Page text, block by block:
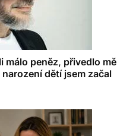
málo peněz, přivedlo mě
dětí jsem začal